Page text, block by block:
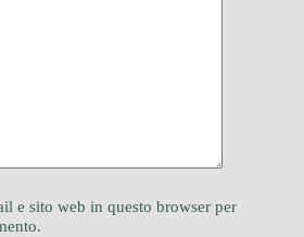
e sito web in questo browser per